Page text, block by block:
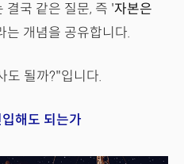
결국 같은 질문, 즉 '자본은
는 개념을 공유합니다.
도 될까?"입니다.
해도 되는가